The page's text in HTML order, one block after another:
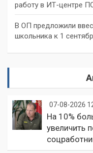
работу в ИТ-центре
В ОП предложили
школьника к 1
07-08-2026
На 10%
увеличить